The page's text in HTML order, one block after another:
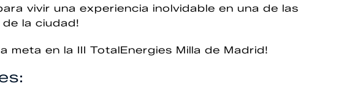
vivir una experiencia inolvidable en una de las
la ciudad!
meta en la III TotalEnergies Milla de Madrid!